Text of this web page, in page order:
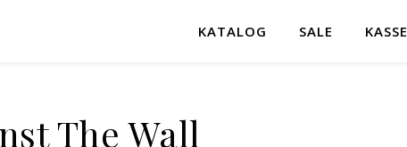
KATALOG SALE KASSE
The Wall